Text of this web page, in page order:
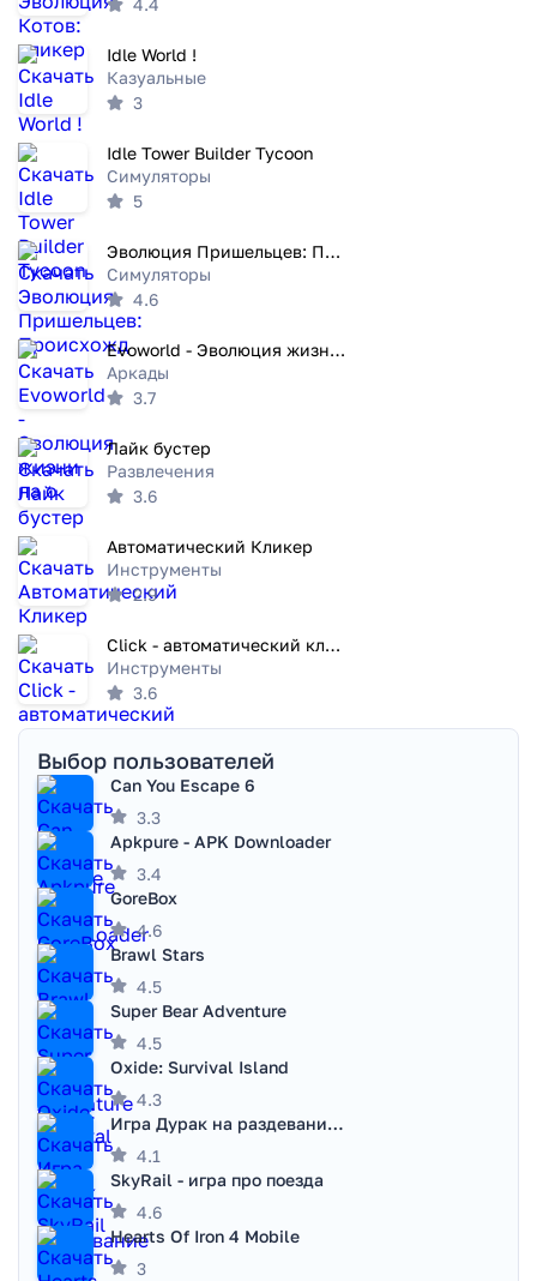
Idle World !
Казуальные
3
Idle Tower Builder Tycoon
Симуляторы
5
Эволюция Пришельцев: Происхожд
Симуляторы
4.6
Evoworld - Эволюция жизни на о
Аркады
3.7
Лайк бустер
Развлечения
3.6
Автоматический Кликер
Инструменты
2.9
Click - автоматический кликер
Инструменты
3.6
Выбор пользователей
Can You Escape 6
3.3
Apkpure - APK Downloader
3.4
GoreBox
4.6
Brawl Stars
4.5
Super Bear Adventure
4.5
Oxide: Survival Island
4.3
Игра Дурак на раздевание - Правила игры
4.1
SkyRail - игра про поезда
4.6
Hearts Of Iron 4 Mobile
3